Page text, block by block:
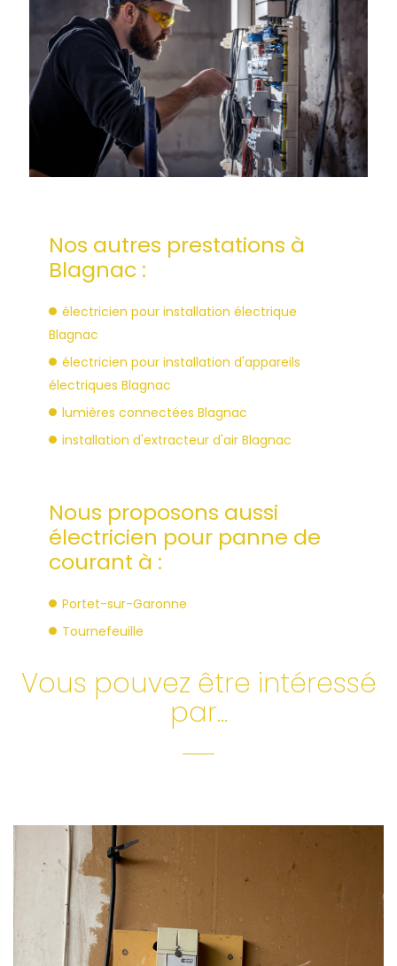
Nos autres prestations à
Blagnac :
électricien pour installation électrique
Blagnac
électricien pour installation d'appareils
électriques Blagnac
lumières connectées Blagnac
installation d'extracteur d'air Blagnac
Nous proposons aussi
électricien pour panne de
courant à :
Portet-sur-Garonne
Tournefeuille
Vous pouvez être intéressé
par...